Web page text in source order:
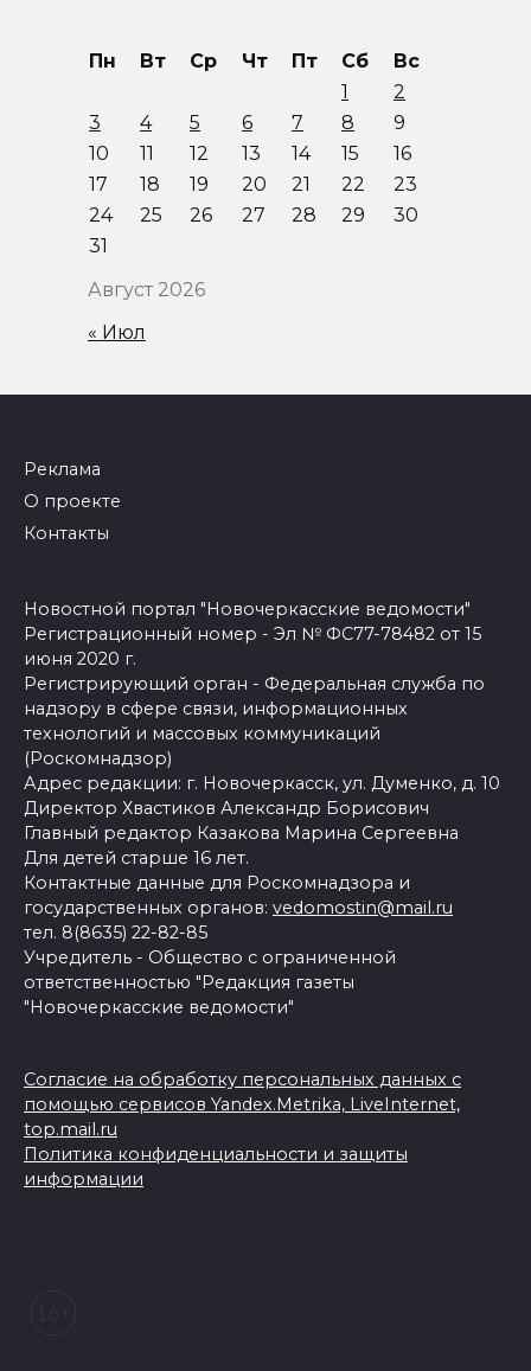
Август 2026
Пн Вт Ср Чт Пт Сб
Вс
1
2
3
4 5 6 7 8
9
10
11 12 13 14 15
16
17
18 19 20 21 22
23
24
25 26 27 28 29
30
31
« Июл
Реклама
О проекте
Контакты
Новостной портал "Новочеркасские ведомости"
Регистрационный номер - Эл № ФС77-78482 от 15
июня 2020 г.
Регистрирующий орган - Федеральная служба по
надзору в сфере связи, информационных
технологий и массовых коммуникаций
(Роскомнадзор)
Адрес редакции: г. Новочеркасск, ул. Думенко, д. 10
Директор Хвастиков Александр Борисович
Главный редактор Казакова Марина Сергеевна
Для детей старше 16 лет.
Контактные данные для Роскомнадзора и
государственных органов: vedomostin@mail.ru
тел. 8(8635) 22-82-85
Учредитель - Общество с ограниченной
ответственностью "Редакция газеты
"Новочеркасские ведомости"
Согласие на обработку персональных данных с
помощью сервисов Yandex.Metrika, LiveInternet,
top.mail.ru
Политика конфиденциальности и защиты
информации